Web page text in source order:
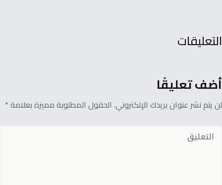
التعليقات
أضف تعليقًا
لن يتم نشر عنوان بريدك الإلكتروني. الحقول المطلوبة مميزة بعلامة *